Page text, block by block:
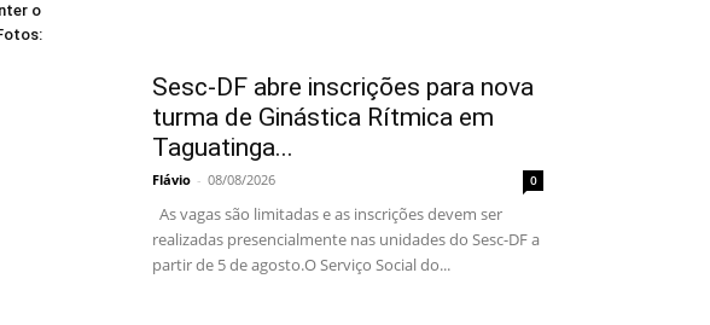
o
Sesc-DF abre inscrições para nova
turma de Ginástica Rítmica em
Taguatinga...
Flávio - 08/08/2026 0
As vagas são limitadas e as inscrições devem ser
realizadas presencialmente nas unidades do Sesc-DF a
partir de 5 de agosto.O Serviço Social do...